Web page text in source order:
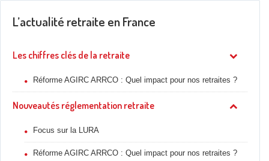
L’actualité retraite en France
Les chiffres clés de la retraite
Réforme AGIRC ARRCO : Quel impact pour nos retraites ?
Nouveautés réglementation retraite
Focus sur la LURA
Réforme AGIRC ARRCO : Quel impact pour nos retraites ?